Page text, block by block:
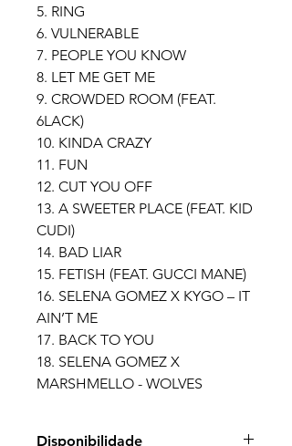
5. RING
6. VULNERABLE
7. PEOPLE YOU KNOW
8. LET ME GET ME
9. CROWDED ROOM (FEAT.
6LACK)
10. KINDA CRAZY
11. FUN
12. CUT YOU OFF
13. A SWEETER PLACE (FEAT. KID
CUDI)
14. BAD LIAR
15. FETISH (FEAT. GUCCI MANE)
16. SELENA GOMEZ X KYGO – IT
AIN’T ME
17. BACK TO YOU
18. SELENA GOMEZ X
MARSHMELLO - WOLVES
Disponibilidade